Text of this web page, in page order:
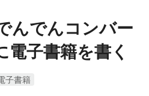
んでんコンバー
電子書籍を書く
子書籍